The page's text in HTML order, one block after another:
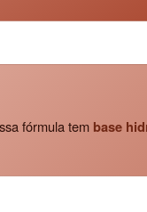
fórmula tem base